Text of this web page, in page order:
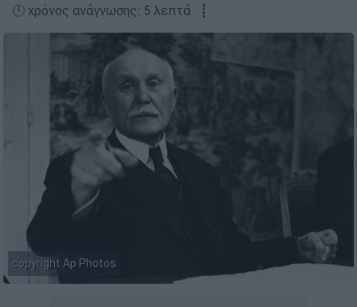
🕛 χρόνος ανάγνωσης: 5 λεπτά ┋
copyright Ap Photos